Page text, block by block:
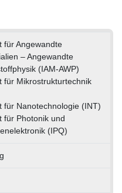
für Angewandte
– Angewandte
(IAM-AWP)
für Mikrostrukturtechnik
für Nanotechnologie (INT)
für Photonik und
(IPQ)